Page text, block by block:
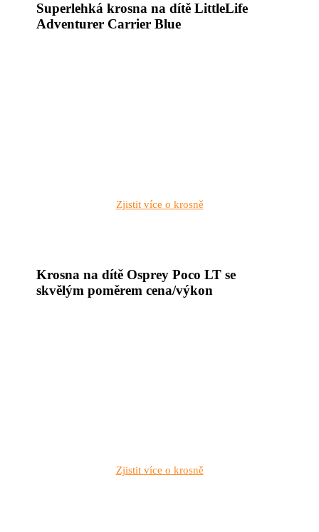
Superlehká krosna na dítě LittleLife
Adventurer Carrier Blue
Zjistit více o krosně
Krosna na dítě Osprey Poco LT se
skvělým poměrem cena/výkon
Zjistit více o krosně